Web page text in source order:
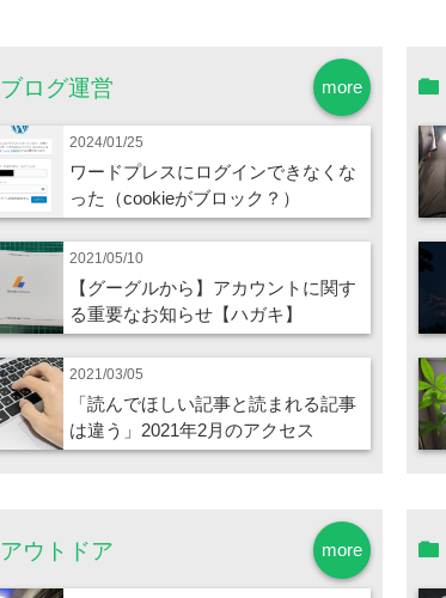
more
ブログ運営
2024/01/25
ワードプレスにログインできなくな
った（cookieがブロック？）
2021/05/10
【グーグルから】アカウントに関す
る重要なお知らせ【ハガキ】
2021/03/05
「読んでほしい記事と読まれる記事
は違う」2021年2月のアクセス
more
アウトドア